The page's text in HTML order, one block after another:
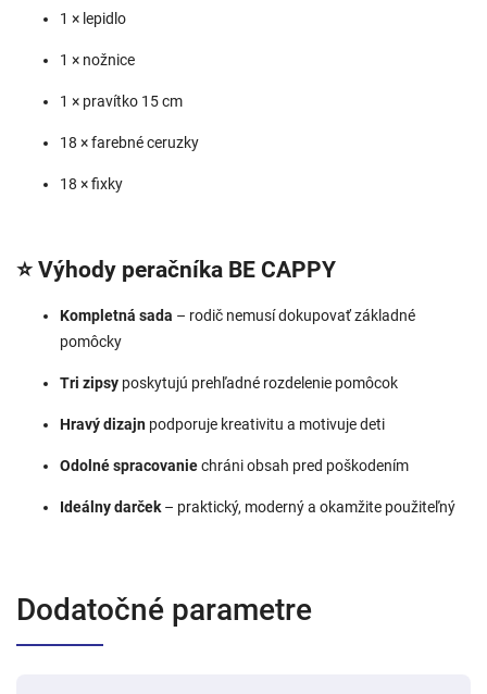
1 × lepidlo
1 × nožnice
1 × pravítko 15 cm
18 × farebné ceruzky
18 × fixky
⭐ Výhody peračníka BE CAPPY
Kompletná sada – rodič nemusí dokupovať základné
pomôcky
Tri zipsy poskytujú prehľadné rozdelenie pomôcok
Hravý dizajn podporuje kreativitu a motivuje deti
Odolné spracovaniechráni obsah pred poškodením
Ideálny darček – praktický, moderný a okamžite použiteľný
Dodatočné parametre